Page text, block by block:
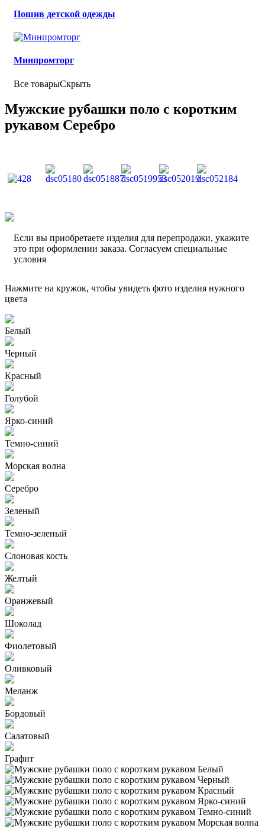
Пошив детской одежды
Минпромторг
Все товарыСкрыть
Мужские рубашки поло с коротким
рукавом Серебро
Если вы приобретаете изделия для перепродажи, укажите
это при оформлении заказа. Согласуем специальные
условия
Нажмите на кружок, чтобы увидеть фото изделия нужного
цвета
Белый
Черный
Красный
Голубой
Ярко-синий
Темно-синий
Морская волна
Серебро
Зеленый
Темно-зеленый
Слоновая кость
Желтый
Оранжевый
Шоколад
Фиолетовый
Оливковый
Меланж
Бордовый
Салатовый
Графит